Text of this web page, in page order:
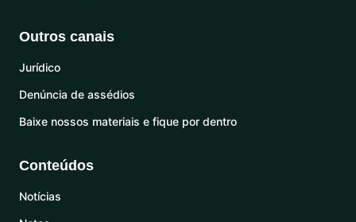
Outros canais
Jurídico
Denúncia de assédios
Baixe nossos materiais e fique por dentro
Conteúdos
Notícias